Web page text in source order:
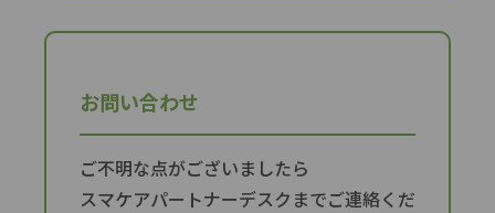
お問い合わせ
ご不明な点がございましたら
スマケアパートナーデスクまでご連絡くだ